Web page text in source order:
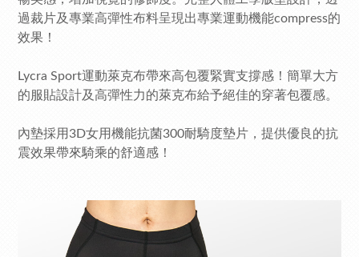
過裁片及專業高彈性布料呈現出專業運動機能compress的
效果！
Lycra Sport運動萊克布帶來高包覆緊實支撐感！簡單大方
的服貼設計及高彈性力的萊克布給予絕佳的穿著包覆感。
內墊採用3D女用機能抗菌300耐騎度墊片，提供優良的抗
震效果帶來騎乘的舒適感！